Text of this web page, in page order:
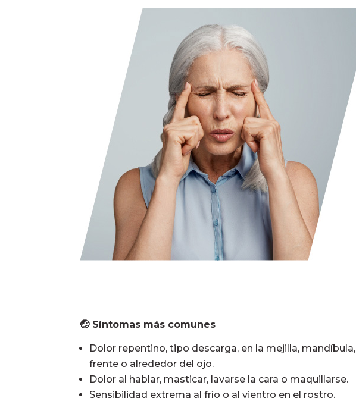
🤕 Síntomas más comunes
Dolor repentino, tipo descarga, en la mejilla, mandíbula,
frente o alrededor del ojo.
Dolor al hablar, masticar, lavarse la cara o maquillarse.
Sensibilidad extrema al frío o al vientro en el rostro.